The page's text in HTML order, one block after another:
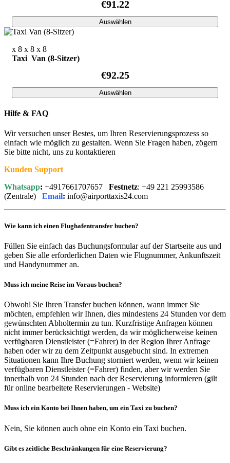
€91.22
Auswählen
x 8 x 8 x 8
Taxi Van (8-Sitzer)
€92.25
Auswählen
Hilfe & FAQ
Wir versuchen unser Bestes, um Ihren Reservierungsprozess so
einfach wie möglich zu gestalten. Wenn Sie Fragen haben, zögern
Sie bitte nicht, uns zu kontaktieren
Kunden Support
Whatsapp: +4917661707657 Festnetz: +49 221 25993586
(Zentrale) Email: info@airporttaxis24.com
Wie kann ich einen Flughafentransfer buchen?
Füllen Sie einfach das Buchungsformular auf der Startseite aus und
geben Sie alle erforderlichen Daten wie Flugnummer, Ankunftszeit
und Handynummer an.
Muss ich meine Reise im Voraus buchen?
Obwohl Sie Ihren Transfer buchen können, wann immer Sie
möchten, empfehlen wir Ihnen, dies mindestens 24 Stunden vor dem
gewünschten Abholtermin zu tun. Kurzfristige Anfragen können
nicht immer berücksichtigt werden, da wir möglicherweise keinen
verfügbaren Dienstleister (=Fahrer) in der Region Ihrer Anfrage
haben oder wir zu dem Zeitpunkt ausgebucht sind. In extremen
Situationen kann Ihre Buchung storniert werden, wenn wir keinen
verfügbaren Dienstleister (=Fahrer) finden, aber wir werden Sie
innerhalb von 24 Stunden nach der Reservierung informieren (gilt
für online bearbeitete Reservierungen - Website)
Muss ich ein Konto bei Ihnen haben, um ein Taxi zu buchen?
Nein, Sie können auch ohne ein Konto ein Taxi buchen.
Gibt es zeitliche Beschränkungen für eine Reservierung?